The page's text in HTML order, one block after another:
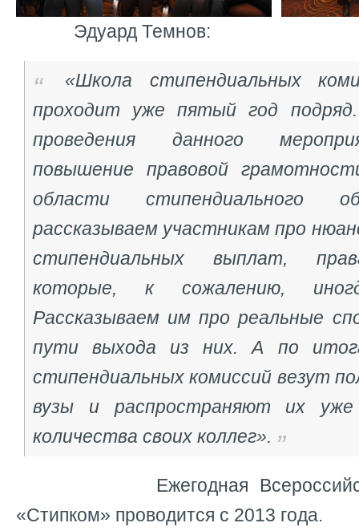
Эдуард Темнов:
«Школа стипендиальных
проходит уже пятый год
проведения данного
повышение правовой
области стипендиального
рассказываем участникам про
стипендиальных выплат,
которые, к сожалению,
Рассказываем им про реальные
пути выхода из них. А по
стипендиальных комиссий везут
вузы и распространяют их уже
количества своих коллег».
Ежегодная Всероссийская
«Стипком» проводится с 2013 года.